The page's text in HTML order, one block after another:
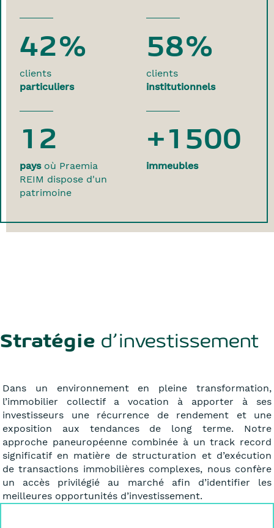
42%
clients
particuliers
58%
clients
institutionnels
12
pays où Praemia
REIM dispose d'un
patrimoine
+1500
immeubles
Stratégie d’investissement
Dans un environnement en pleine transformation,
l’immobilier collectif a vocation à apporter à ses
investisseurs une récurrence de rendement et une
exposition aux tendances de long terme. Notre
approche paneuropéenne combinée à un track record
significatif en matière de structuration et d’exécution
de transactions immobilières complexes, nous confère
un accès privilégié au marché afin d’identifier les
meilleures opportunités d’investissement.